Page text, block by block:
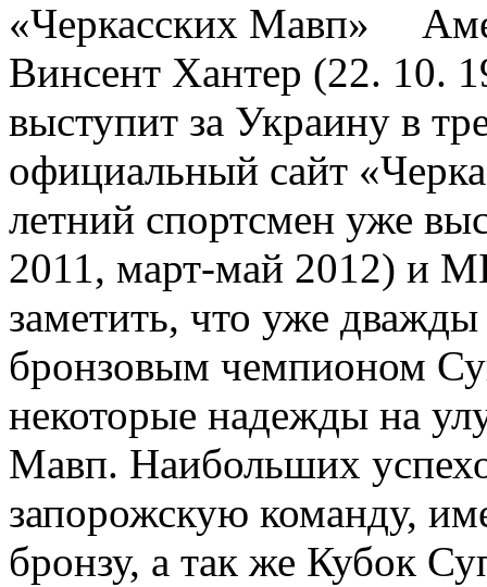
Винсент Хантер (22. 10.
выступит за Украину в
официальный сайт
летний спортсмен уже
2011, март-май 2012) и
заметить, что уже
бронзовым чемпионом
некоторые надежды на
Мавп. Наибольших
запорожскую команду,
бронзу, а так же Кубок